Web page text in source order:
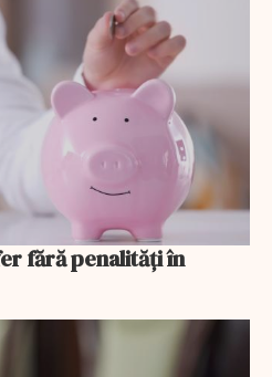
fără penalități în